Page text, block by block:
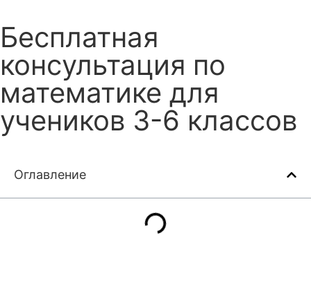
Бесплатная
консультация по
математике для
учеников 3-6 классов
Оглавление